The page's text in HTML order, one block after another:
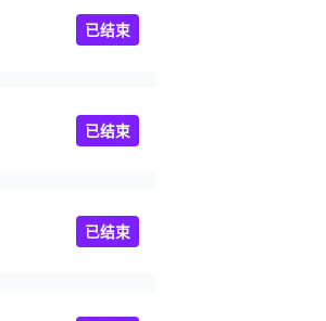
已结束
已结束
已结束